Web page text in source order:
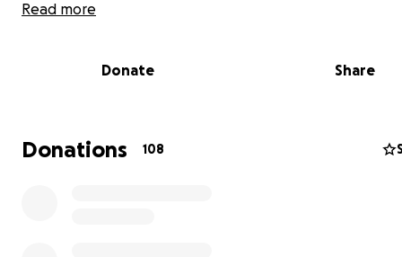
barro, cañas y coches, donde el agua llego hasta el
La recaudación ira destinada
libros , vehículos para desplazarse al trabajo … y poco a
puedan volver a tener un hogar.
Read more
Donate Share
Donations 108